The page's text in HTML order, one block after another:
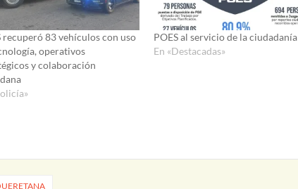
recuperó 83 vehículos con uso
operativos
y colaboración
POES al servicio de la ciudadanía
En «Destacadas»